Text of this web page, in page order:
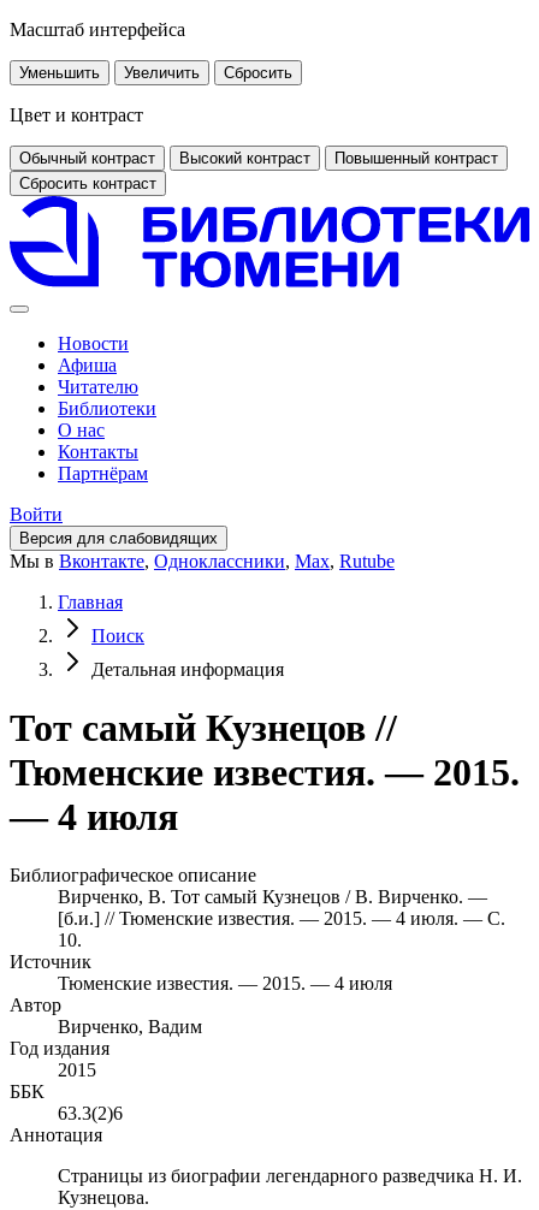
Масштаб интерфейса
Уменьшить Увеличить Сбросить
Цвет и контраст
Обычный контраст Высокий контраст
Повышенный контраст
Сбросить контраст
Новости
Афиша
Читателю
Библиотеки
О нас
Контакты
Партнёрам
Войти
Версия для слабовидящих
Мы в Вконтакте, Одноклассники, Max, Rutube
Главная
Поиск
Детальная информация
Тот самый Кузнецов //
Тюменские известия. — 2015.
— 4 июля
Библиографическое описание
Вирченко, В. Тот самый Кузнецов / В. Вирченко. —
[б.и.] // Тюменские известия. — 2015. — 4 июля. — С.
10.
Источник
Тюменские известия. — 2015. — 4 июля
Автор
Вирченко, Вадим
Год издания
2015
ББК
63.3(2)6
Аннотация
Страницы из биографии легендарного разведчика Н. И.
Кузнецова.